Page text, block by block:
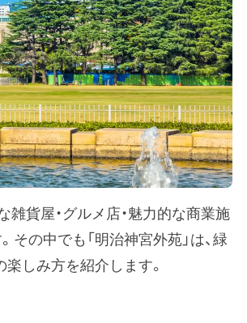
雑貨屋・グルメ店・魅力的な商業施
の中でも「明治神宮外苑」は、緑
しみ方を紹介します。